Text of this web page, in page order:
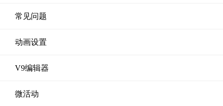
常见问题
动画设置
V9编辑器
微活动